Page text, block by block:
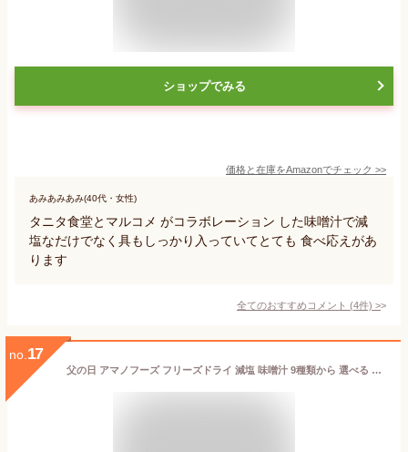
ショップでみる
価格と在庫をAmazonでチェック >>
あみあみあみ(40代・女性)
タニタ食堂とマルコメ がコラボレーション した味噌汁で減
塩なだけでなく具もしっかり入っていてとても 食べ応えがあ
ります
全てのおすすめコメント (4件) >
no. 17
父の日 アマノフーズ フリーズドライ 減塩 味噌汁 9種類から 選べる 6種30食 セット 【 送料無料 北海道沖縄以外】 常温保存 即席みそ汁 インスタント味噌汁 詰め合わせ みそ汁 一人暮らし 仕送り 備蓄 非常食 お中元 2026 内祝い ギフト